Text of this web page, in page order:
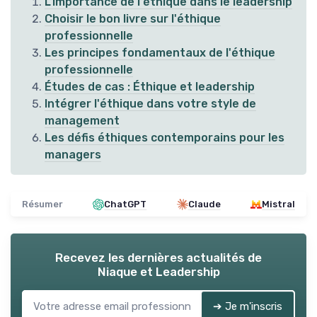
Choisir le bon livre sur l'éthique
professionnelle
Les principes fondamentaux de l'éthique
professionnelle
Études de cas : Éthique et leadership
Intégrer l'éthique dans votre style de
management
Les défis éthiques contemporains pour les
managers
Résumer ChatGPT Claude Mistral
Recevez les dernières actualités de
Niaque et Leadership
➔ Je m'inscris